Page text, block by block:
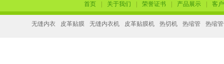
首页 关于我们 荣誉证书 产品展示 客
无缝内衣 皮革贴膜 无缝内衣机 皮革贴膜机 热切机 热缩管 热缩